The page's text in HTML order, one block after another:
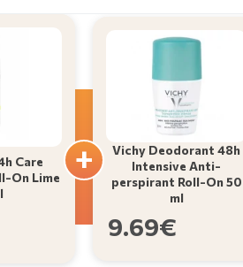
Care
On Lime
Vichy Deodorant 48h
Intensive Anti-
perspirant Roll-On 50
ml
9.69€